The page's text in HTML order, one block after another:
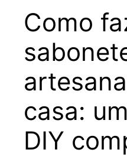
Como
casa:
DIY